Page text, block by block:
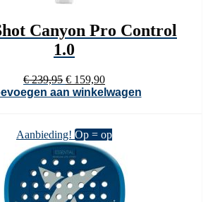
Canyon Pro Control
1.0
€239,95 Oorspronkelijke
prijs
€ 159,90Huidige
prijs
aan winkelwagen
Aanbieding! Op = op